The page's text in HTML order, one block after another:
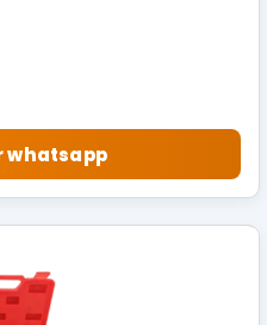
whatsapp